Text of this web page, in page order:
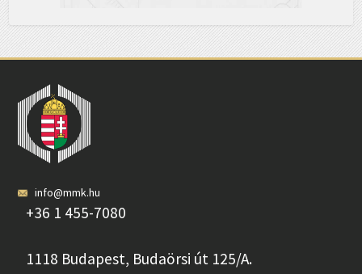
info@mmk.hu
+36 1 455-7080
1118 Budapest, Budaörsi út 125/A.